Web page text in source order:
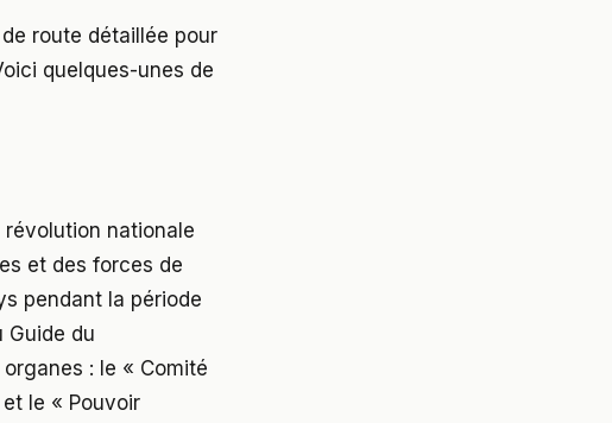
route détaillée pour
quelques-unes de
révolution nationale
et des forces de
pendant la période
Guide du
: le « Comité
le « Pouvoir